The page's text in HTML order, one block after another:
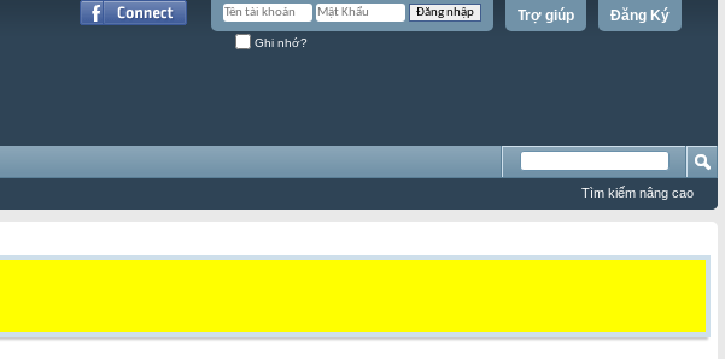
Đăng Ký
Trợ giúp
Ghi nhớ?
Tìm kiếm nâng cao